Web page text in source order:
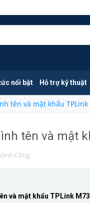
nổi bật Hỗ trợ kỹ thuật
tên và mật khẩu TPLink
tên và mật
Công
và mật khẩu TPLink